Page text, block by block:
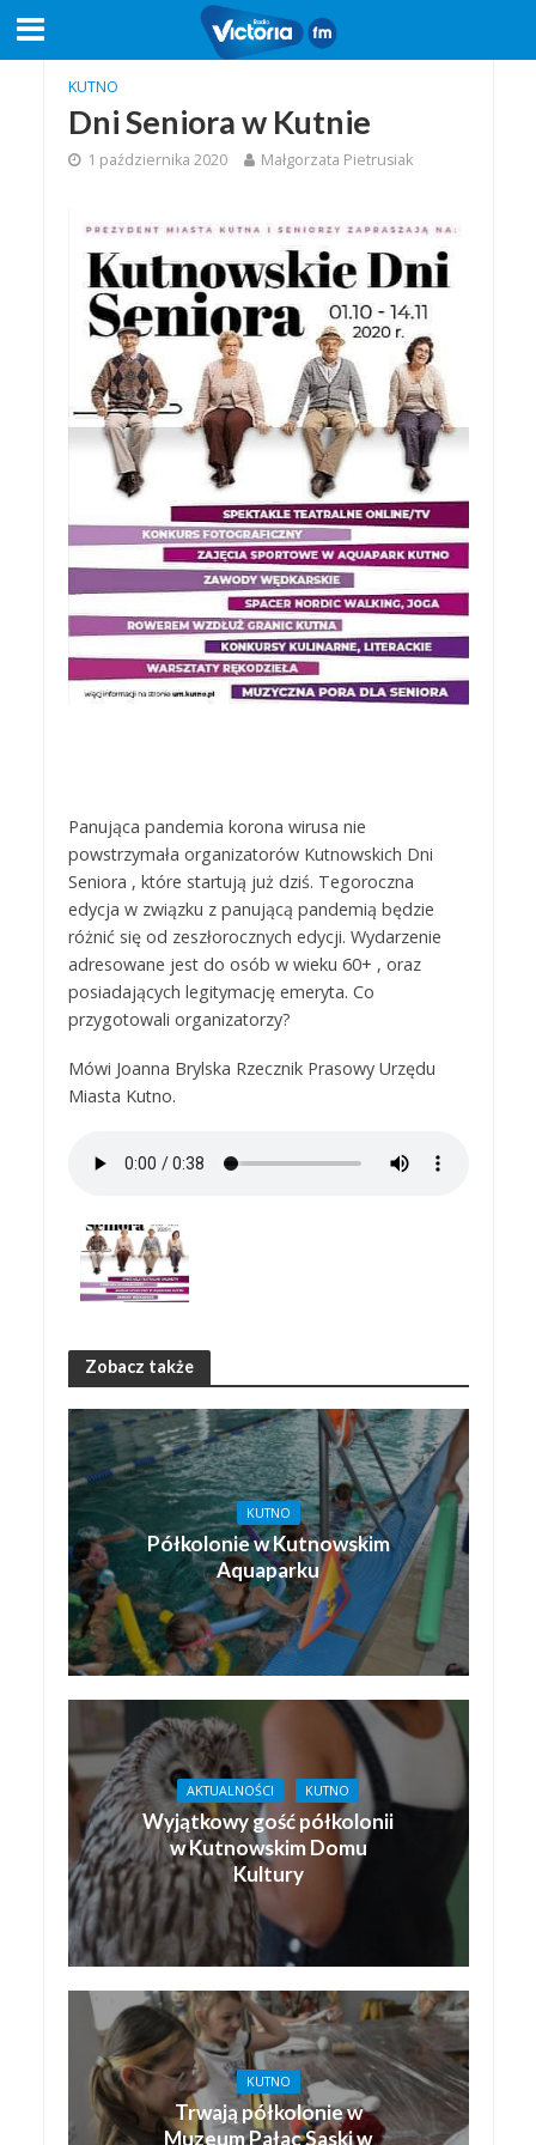
KUTNO
Dni Seniora w Kutnie
1 października 2020 Małgorzata Pietrusiak
Panująca pandemia korona wirusa nie
powstrzymała organizatorów Kutnowskich Dni
Seniora , które startują już dziś. Tegoroczna
edycja w związku z panującą pandemią będzie
różnić się od zeszłorocznych edycji. Wydarzenie
adresowane jest do osób w wieku 60+ , oraz
posiadających legitymację emeryta. Co
przygotowali organizatorzy?
Mówi Joanna Brylska Rzecznik Prasowy Urzędu
Miasta Kutno.
Zobacz także
KUTNO
Półkolonie w Kutnowskim
Aquaparku
AKTUALNOŚCI KUTNO
Wyjątkowy gość półkolonii
w Kutnowskim Domu
Kultury
KUTNO
Trwają półkolonie w
Muzeum Pałac Saski w